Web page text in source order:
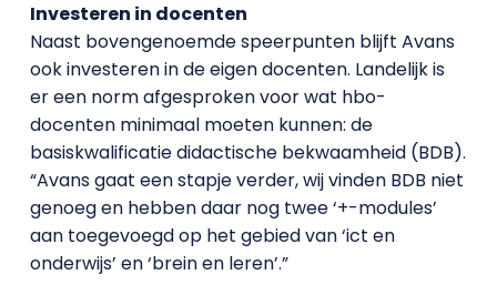
Investeren in docenten
Naast bovengenoemde speerpunten blijft Avans
ook investeren in de eigen docenten. Landelijk is
er een norm afgesproken voor wat hbo-
docenten minimaal moeten kunnen: de
basiskwalificatie didactische bekwaamheid (BDB).
“Avans gaat een stapje verder, wij vinden BDB niet
genoeg en hebben daar nog twee ‘+-modules’
aan toegevoegd op het gebied van ‘ict en
onderwijs’ en ‘brein en leren’.”